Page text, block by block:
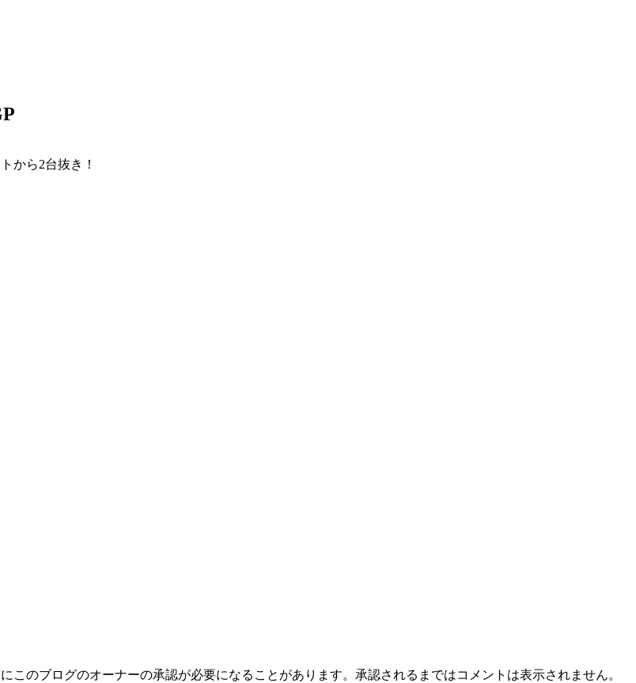
から2台抜き！
のブログのオーナーの承認が必要になることがあります。承認されるまではコメントは表示されません。